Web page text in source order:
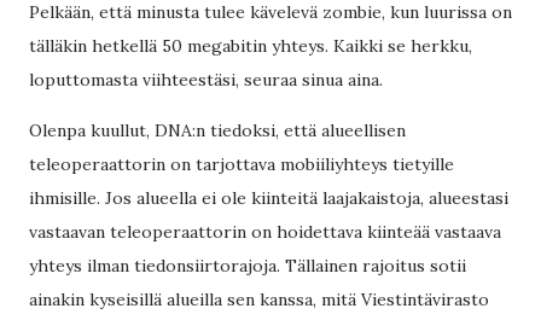
Pelkään, että minusta tulee kävelevä zombie, kun luurissa on
tälläkin hetkellä 50 megabitin yhteys. Kaikki se herkku,
loputtomasta viihteestäsi, seuraa sinua aina.
Olenpa kuullut, DNA:n tiedoksi, että alueellisen
teleoperaattorin on tarjottava mobiiliyhteys tietyille
ihmisille. Jos alueella ei ole kiinteitä laajakaistoja, alueestasi
vastaavan teleoperaattorin on hoidettava kiinteää vastaava
yhteys ilman tiedonsiirtorajoja. Tällainen rajoitus sotii
ainakin kyseisillä alueilla sen kanssa, mitä Viestintävirasto